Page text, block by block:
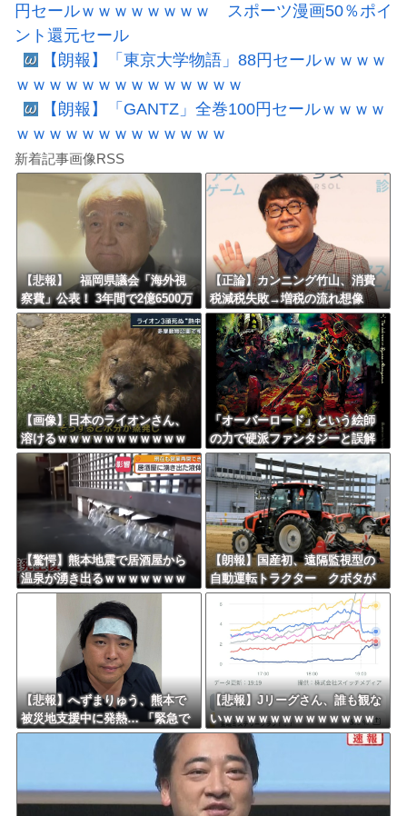
円セールｗｗｗｗｗｗｗｗ スポーツ漫画50％ポイ
ント還元セール
【朗報】「東京大学物語」88円セールｗｗｗｗ
ｗｗｗｗｗｗｗｗｗｗｗｗｗｗ
【朗報】「GANTZ」全巻100円セールｗｗｗｗ
ｗｗｗｗｗｗｗｗｗｗｗｗｗ
新着記事画像RSS
【悲報】 福岡県議会「海外視
察費」公表！ 3年間で2億6500万
円ｗｗｗｗｗｗｗｗｗ
【正論】カンニング竹山、消費
税減税失敗→増税の流れ想像
「次誰が総理やりたいと思いま
す？」
【画像】日本のライオンさん、
溶けるｗｗｗｗｗｗｗｗｗｗｗ
ｗｗｗ
「オーバーロード」という絵師
の力で硬派ファンタジーと誤解
させ人気出たなろう作品ｗｗｗ
ｗｗｗｗｗｗ
【驚愕】熊本地震で居酒屋から
温泉が湧き出るｗｗｗｗｗｗｗ
ｗｗｗｗｗ
【朗報】国産初、遠隔監視型の
自動運転トラクター クボタが
来春に発売！！！
【悲報】へずまりゅう、熊本で
被災地支援中に発熱… 「緊急で
病院に向かい点滴を打ったら楽
【悲報】Jリーグさん、誰も観な
いｗｗｗｗｗｗｗｗｗｗｗｗｗ
ｗｗｗｗ